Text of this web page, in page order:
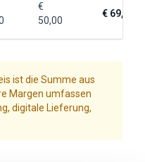
€
50,00
€ 69,20
ist die Summe aus
Margen umfassen
digitale Lieferung,